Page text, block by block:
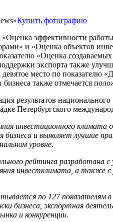
Купить фотографию
«Оценка эффективности
и «Оценка объектов
«Оценка
экспорта также
девятое место по
также отмечается
результатов
Петербургского
инвестиционного климата
бизнеса и выявляет лучшие
уровне.
рейтинга
инвестклимата, а также
по 127 показателям
бизнеса, экспортная
и конкуренции.